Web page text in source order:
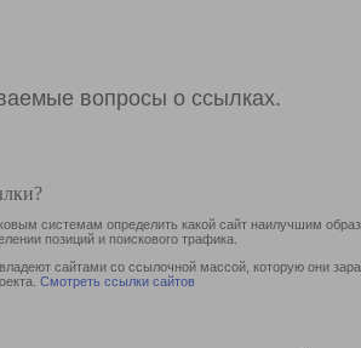
вопросы о ссылках.
системам определить какой сайт наилучшим
позиций и поискового трафика.
сайтами со ссылочной массой, которую они
Смотреть ссылки сайтов